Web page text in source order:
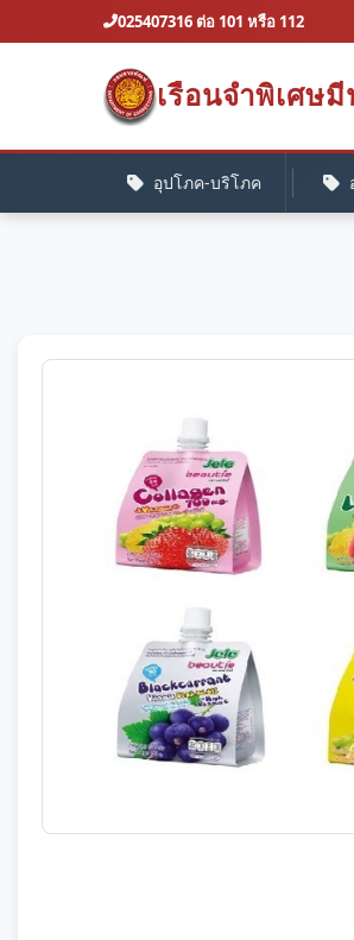
025407316 ต่อ 101 หรือ 112
เรือนจำพิเศษ
อุปโภค-บริโภค